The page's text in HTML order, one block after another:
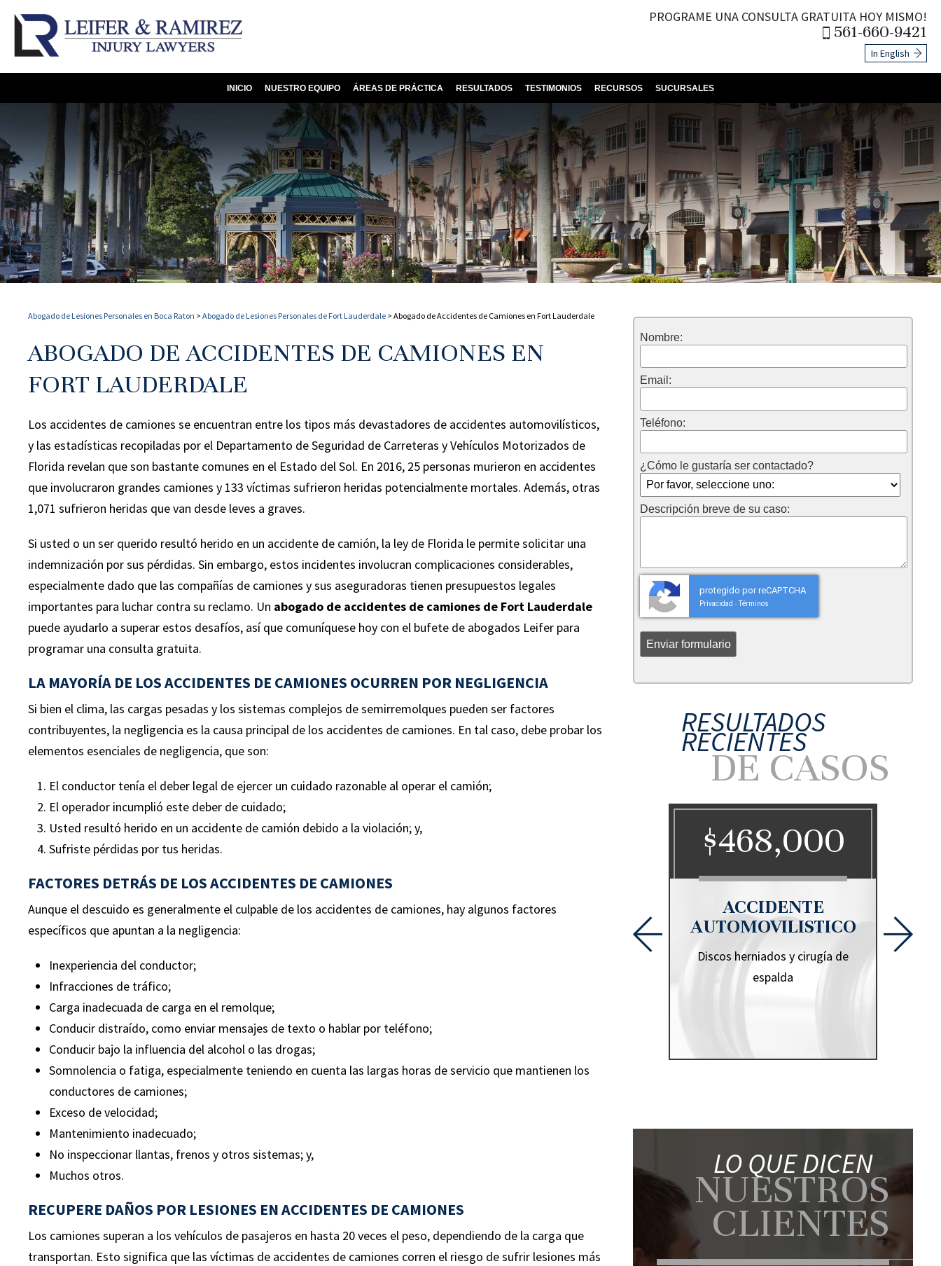
PROGRAME UNA CONSULTA GRATUITA HOY MISMO!
561-660-9421
In English
INICIO NUESTRO EQUIPO ÁREAS DE PRÁCTICA RESULTADOS TESTIMONIOS RECURSOS SUCURSALES
Abogado de Lesiones Personales en Boca Raton > Abogado de Lesiones Personales de Fort Lauderdale > Abogado de Accidentes de Camiones en Fort Lauderdale
ABOGADO DE ACCIDENTES DE CAMIONES EN
FORT LAUDERDALE
Los accidentes de camiones se encuentran entre los tipos más devastadores de accidentes automovilísticos,
y las estadísticas recopiladas por el Departamento de Seguridad de Carreteras y Vehículos Motorizados de
Florida revelan que son bastante comunes en el Estado del Sol. En 2016, 25 personas murieron en accidentes
que involucraron grandes camiones y 133 víctimas sufrieron heridas potencialmente mortales. Además, otras
1,071 sufrieron heridas que van desde leves a graves.
Si usted o un ser querido resultó herido en un accidente de camión, la ley de Florida le permite solicitar una
indemnización por sus pérdidas. Sin embargo, estos incidentes involucran complicaciones considerables,
especialmente dado que las compañías de camiones y sus aseguradoras tienen presupuestos legales
importantes para luchar contra su reclamo. Un abogado de accidentes de camiones de Fort Lauderdale
puede ayudarlo a superar estos desafíos, así que comuníquese hoy con el bufete de abogados Leifer para
programar una consulta gratuita.
LA MAYORÍA DE LOS ACCIDENTES DE CAMIONES OCURREN POR NEGLIGENCIA
Si bien el clima, las cargas pesadas y los sistemas complejos de semirremolques pueden ser factores
contribuyentes, la negligencia es la causa principal de los accidentes de camiones. En tal caso, debe probar los
elementos esenciales de negligencia, que son:
El conductor tenía el deber legal de ejercer un cuidado razonable al operar el camión;
El operador incumplió este deber de cuidado;
Usted resultó herido en un accidente de camión debido a la violación; y,
Sufriste pérdidas por tus heridas.
FACTORES DETRÁS DE LOS ACCIDENTES DE CAMIONES
Aunque el descuido es generalmente el culpable de los accidentes de camiones, hay algunos factores
específicos que apuntan a la negligencia:
Inexperiencia del conductor;
Infracciones de tráfico;
Carga inadecuada de carga en el remolque;
Conducir distraído, como enviar mensajes de texto o hablar por teléfono;
Conducir bajo la influencia del alcohol o las drogas;
Somnolencia o fatiga, especialmente teniendo en cuenta las largas horas de servicio que mantienen los
conductores de camiones;
Exceso de velocidad;
Mantenimiento inadecuado;
No inspeccionar llantas, frenos y otros sistemas; y,
Muchos otros.
RECUPERE DAÑOS POR LESIONES EN ACCIDENTES DE CAMIONES
Los camiones superan a los vehículos de pasajeros en hasta 20 veces el peso, dependiendo de la carga que
transportan. Esto significa que las víctimas de accidentes de camiones corren el riesgo de sufrir lesiones más
Nombre:
Email:
Teléfono:
¿Cómo le gustaría ser contactado?
Descripción breve de su caso:
protegido por reCAPTCHA
Privacidad - Términos
RESULTADOS
RECIENTES
DE CASOS
$1,000,000
RESBALÓN Y CAÍDA
La responsabilidad fue disputada
en este asunto y el reclamo fue
originalmente denegado. Nuestro
cliente tuvo múltiples cirugías de
espalda y otras lesiones que la
afectarán por el resto de su vida.
$837,500
ACCIDENTE
lesiones, incluida una cirugía
compleja de tobillo y tuvo una
pérdida sustancial de salarios.
ACCIDENTE
AUTOMOVILISTICO
$468,000
ACCIDENTE
AUTOMOVILISTICO
Discos herniados y cirugía de
espalda
Un
LO QUE DICEN
NUESTROS
CLIENTES